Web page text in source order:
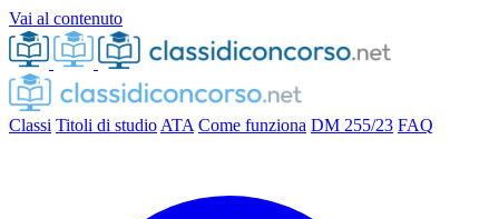
Vai al contenuto
Classi Titoli di studio ATA Come funziona DM 255/23 FAQ